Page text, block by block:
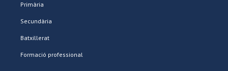
Primària
Secundària
Batxillerat
Formació professional